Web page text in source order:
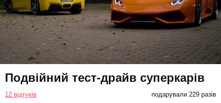
Подвійний тест-драйв суперкарів
12 відгуків подарували 229 разів